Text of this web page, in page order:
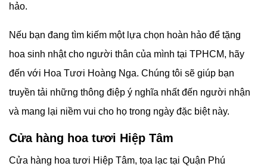
hảo.
Nếu bạn đang tìm kiếm một lựa chọn hoàn hảo để tặng
hoa sinh nhật cho người thân của mình tại TPHCM, hãy
đến với Hoa Tươi Hoàng Nga. Chúng tôi sẽ giúp bạn
truyền tải những thông điệp ý nghĩa nhất đến người nhận
và mang lại niềm vui cho họ trong ngày đặc biệt này.
Cửa hàng hoa tươi Hiệp Tâm
Cửa hàng hoa tươi Hiệp Tâm, tọa lạc tại Quận Phú